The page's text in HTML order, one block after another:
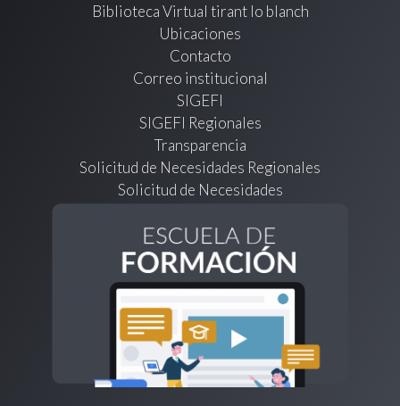
Biblioteca Virtual tirant lo blanch
Ubicaciones
Contacto
Correo institucional
SIGEFI
SIGEFI Regionales
Transparencia
Solicitud de Necesidades Regionales
Solicitud de Necesidades